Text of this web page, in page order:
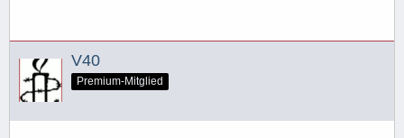
V40
Premium-Mitglied